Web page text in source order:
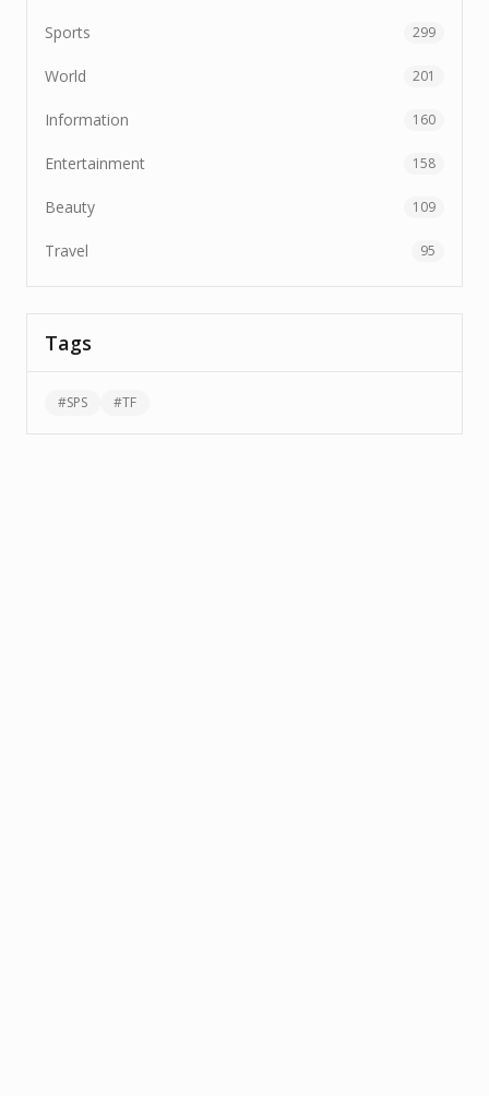
Sports 299
World 201
Information 160
Entertainment 158
Beauty 109
Travel 95
Tags
#SPS #TF